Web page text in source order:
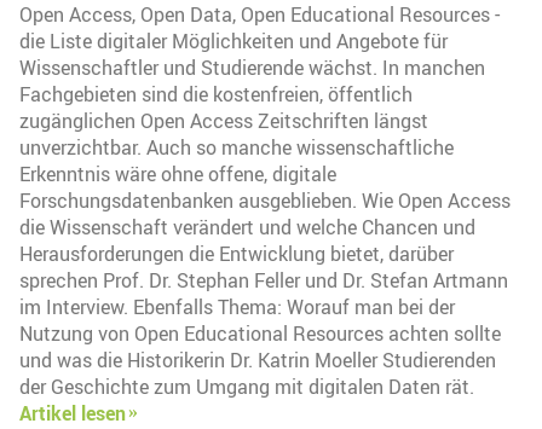
Open Access, Open Data, Open Educational Resources -
die Liste digitaler Möglichkeiten und Angebote für
Wissenschaftler und Studierende wächst. In manchen
Fachgebieten sind die kostenfreien, öffentlich
zugänglichen Open Access Zeitschriften längst
unverzichtbar. Auch so manche wissenschaftliche
Erkenntnis wäre ohne offene, digitale
Forschungsdatenbanken ausgeblieben. Wie Open Access
die Wissenschaft verändert und welche Chancen und
Herausforderungen die Entwicklung bietet, darüber
sprechen Prof. Dr. Stephan Feller und Dr. Stefan Artmann
im Interview. Ebenfalls Thema: Worauf man bei der
Nutzung von Open Educational Resources achten sollte
und was die Historikerin Dr. Katrin Moeller Studierenden
der Geschichte zum Umgang mit digitalen Daten rät.
Artikel lesen